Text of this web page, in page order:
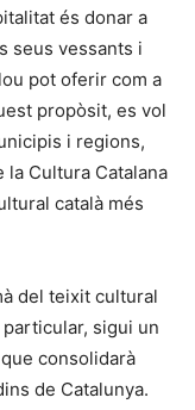
és donar a
seus vessants i
pot oferir com a
propòsit, es vol
i regions,
la Cultura Catalana
català més
del teixit cultural
sigui un
consolidarà
de Catalunya.